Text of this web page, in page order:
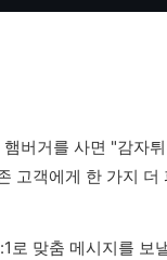
버거를 사면 "감자
고객에게 한 가지
로 맞춤 메시지를 보